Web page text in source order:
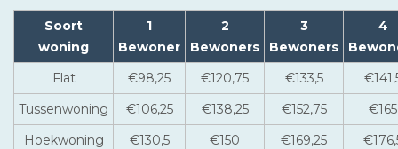
Soort
woning
1
Bewoner
2
Bewoners
3
Bewoners
4
Flat
€98,25 €120,75 €133,5
Tussenwoning
€106,25 €138,25 €152,75
€165
Hoekwoning
€130,5 €150 €169,25